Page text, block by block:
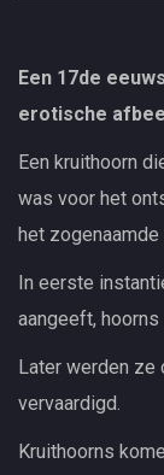
Een 17de
erotische
Een kruithoorn
was voor het
het
In eerste
aangeeft,
Later werden ze
vervaardigd.
Kruithoorns